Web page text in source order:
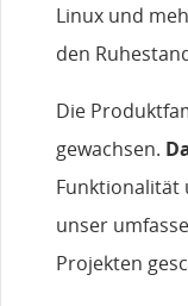
Linux und
den
Die
gewachsen.
Funktionalität
unser
Projekten